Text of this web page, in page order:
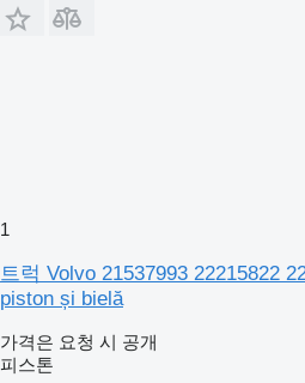
1
트럭 Volvo 21537993 22215822
piston și bielă
가격은 요청 시 공개
피스톤